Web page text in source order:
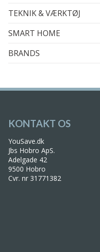
TEKNIK & VÆRKTØJ
SMART HOME
BRANDS
KONTAKT OS
YouSave.dk
Jbs Hobro ApS.
Adelgade 42
9500 Hobro
Cvr. nr 31771382